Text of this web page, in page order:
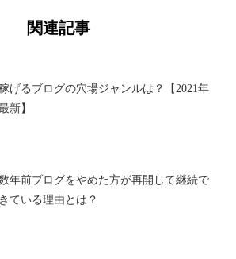
関連記事
げるブログの穴場ジャンルは？【2021年
新】
年前ブログをやめた方が再開して継続で
きている理由とは？